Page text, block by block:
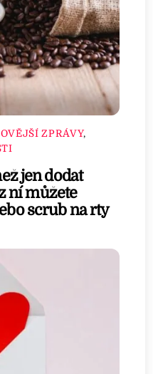
ZPRÁVY,
jen dodat
ní můžete
scrub na rty